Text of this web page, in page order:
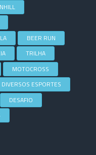
BEER RUN
TRILHA
MOTOCROSS
DIVERSOS ESPORTES
DESAFIO